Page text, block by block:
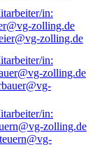
zolling.de